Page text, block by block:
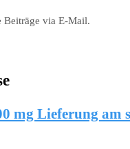
Beiträge via E-Mail.
mg Lieferung am